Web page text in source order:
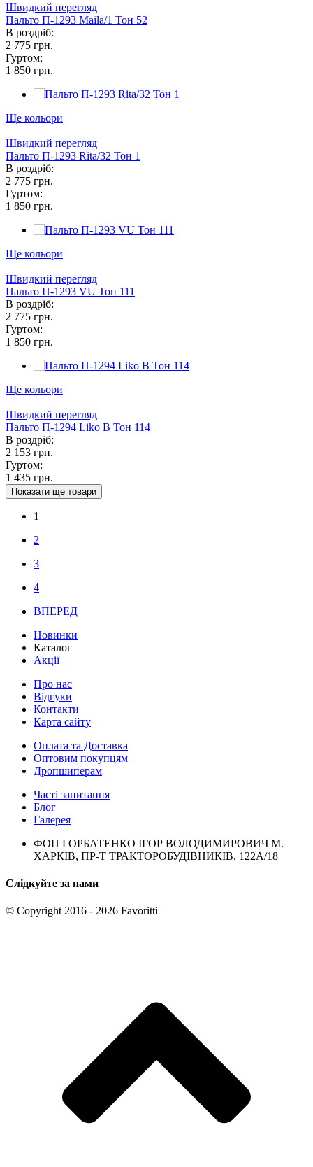
Швидкий перегляд
Пальто П-1293 Maila/1 Тон 52
В роздріб:
2 775 грн.
Гуртом:
1 850 грн.
Ще кольори
Швидкий перегляд
Пальто П-1293 Rita/32 Тон 1
В роздріб:
2 775 грн.
Гуртом:
1 850 грн.
Ще кольори
Швидкий перегляд
Пальто П-1293 VU Тон 111
В роздріб:
2 775 грн.
Гуртом:
1 850 грн.
Ще кольори
Швидкий перегляд
Пальто П-1294 Liko В Тон 114
В роздріб:
2 153 грн.
Гуртом:
1 435 грн.
Показати ще товари
1
2
3
4
ВПЕРЕД
Новинки
Каталог
Акції
Про нас
Відгуки
Контакти
Карта сайту
Оплата та Доставка
Оптовим покупцям
Дропшиперам
Часті запитання
Блог
Галерея
ФОП ГОРБАТЕНКО ІГОР ВОЛОДИМИРОВИЧ М.
ХАРКІВ, ПР-Т ТРАКТОРОБУДІВНИКІВ, 122А/18
Слідкуйте за нами
© Copyright 2016 - 2026 Favoritti